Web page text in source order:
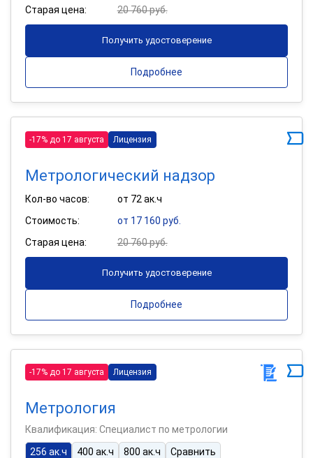
Старая цена:
20 760 руб.
Получить удостоверение
Подробнее
-17% до 17 августа Лицензия
Метрологический надзор
Кол-во часов:
от 72 ак.ч
Стоимость:
от 17 160 руб.
Старая цена:
20 760 руб.
Получить удостоверение
Подробнее
-17% до 17 августа Лицензия
Метрология
Квалификация: Специалист по метрологии
256 ак.ч
400 ак.ч 800 ак.ч Сравнить